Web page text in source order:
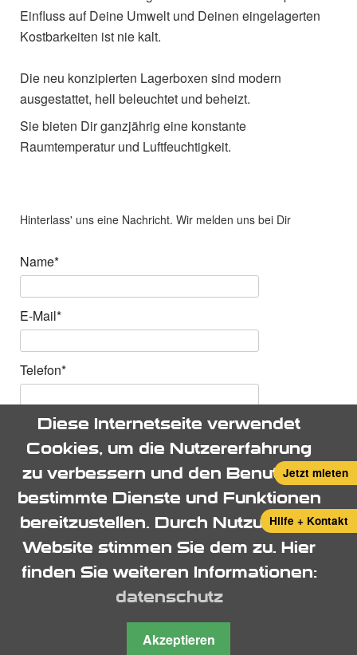
Hilfe + Kontakt
Jetzt mieten
Einfluss auf Deine Umwelt und Deinen eingelagerten
Kostbarkeiten ist nie kalt.
Die neu konzipierten Lagerboxen sind modern
ausgestattet, hell beleuchtet und beheizt.
Sie bieten Dir ganzjährig eine konstante
Raumtemperatur und Luftfeuchtigkeit.
Hinterlass' uns eine Nachricht. Wir melden uns bei Dir
Pflichtfeld
Name*
Pflichtfeld
E-Mail*
Pflichtfeld
Telefon*
Ihre Nachricht
Diese Internetseite verwendet
Cookies, um die Nutzererfahrung
zu verbessern und den Benutzern
bestimmte Dienste und Funktionen
bereitzustellen. Durch Nutzung der
Website stimmen Sie dem zu. Hier
finden Sie weiteren Informationen:
datenschutz
Akzeptieren